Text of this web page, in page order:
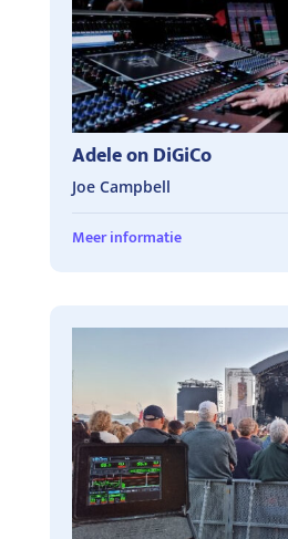
Adele on DiGiCo
Joe Campbell
Meer informatie